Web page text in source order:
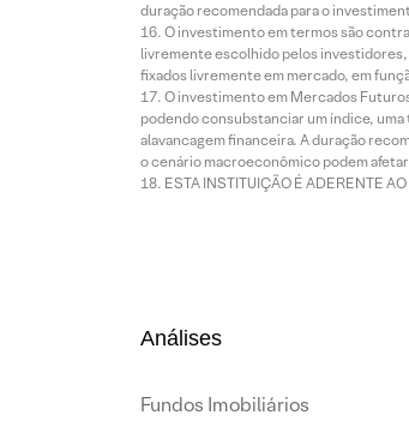
duração recomendada para o
O investimento em termos são
livremente escolhido pelos investidores,
fixados livremente em mercado, em
O investimento em Mercados
podendo consubstanciar um índice,
alavancagem financeira. A duração
o cenário macroeconômico podem
ESTA INSTITUIÇÃO É ADERENTE
Análises
Fundos Imobiliários